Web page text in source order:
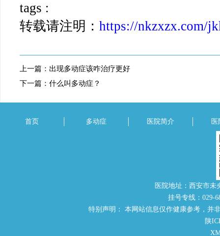
tags :
转载请注明： https://nkzxzx.com/
上一篇： 出现多动症该咋治疗更好
下一篇： 什么叫多动症？
首页 多动症 医院简介
医院地址：西安市
挂号专线：029-
特别声明： 本网站信息仅作健康参考，并
陕